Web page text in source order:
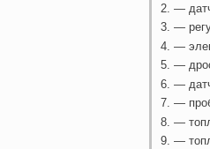
2. —
3. —
4. —
5. —
6. —
7. —
8. —
9. —